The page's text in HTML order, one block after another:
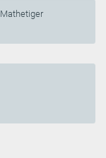
Mathetiger